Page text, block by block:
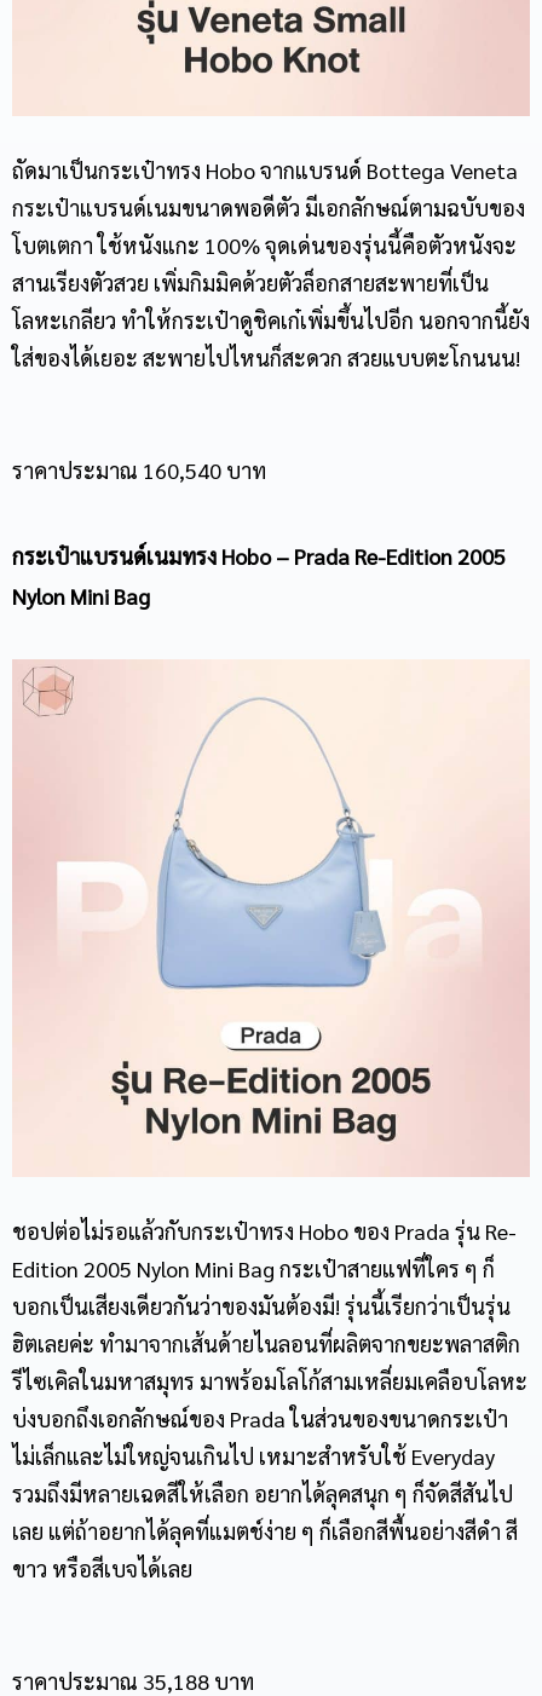
ถัดมาเป็นกระเป๋าทรง Hoboจากแบรนด์ Bottega Veneta
กระเป๋าแบรนด์เนมขนาดพอดีตัว มีเอกลักษณ์ตามฉบับของ
โบตเตกา ใช้หนังแกะ 100% จุดเด่นของรุ่นนี้คือตัวหนังจะ
สานเรียงตัวสวย เพิ่มกิมมิคด้วยตัวล็อกสายสะพายที่เป็น
โลหะเกลียว ทำให้กระเป๋าดูชิคเก๋เพิ่มขึ้นไปอีก นอกจากนี้ยัง
ใส่ของได้เยอะ สะพายไปไหนก็สะดวก สวยแบบตะโกนนน!
ราคาประมาณ 160,540 บาท
กระเป๋าแบรนด์เนมทรง Hobo – Prada Re-Edition 2005
Nylon Mini Bag
ชอปต่อไม่รอแล้วกับกระเป๋าทรง Hobo ของ Prada รุ่น Re-
Edition 2005 Nylon Mini Bag กระเป๋าสายแฟที่ใคร ๆ ก็
บอกเป็นเสียงเดียวกันว่าของมันต้องมี! รุ่นนี้เรียกว่าเป็นรุ่น
ฮิตเลยค่ะ ทำมาจากเส้นด้ายไนลอนที่ผลิตจากขยะพลาสติก
รีไซเคิลในมหาสมุทร มาพร้อมโลโก้สามเหลี่ยมเคลือบโลหะ
บ่งบอกถึงเอกลักษณ์ของ Prada ในส่วนของขนาดกระเป๋า
ไม่เล็กและไม่ใหญ่จนเกินไป เหมาะสำหรับใช้ Everyday
รวมถึงมีหลายเฉดสีให้เลือก อยากได้ลุคสนุก ๆ ก็จัดสีสันไป
เลย แต่ถ้าอยากได้ลุคที่แมตช์ง่าย ๆ ก็เลือกสีพื้นอย่างสีดำ สี
ขาว หรือสีเบจได้เลย
ราคาประมาณ 35,188 บาท